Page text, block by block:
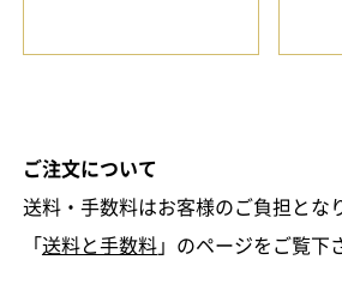
ご注文について
送料・手数料はお客様のご負担とな
「送料と手数料」のページをご覧下